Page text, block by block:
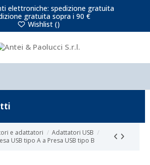
gratuita sopra i 90 €
Wishlist ()
e adattatori
Adattatori USB
USB tipo A a Presa USB tipo B